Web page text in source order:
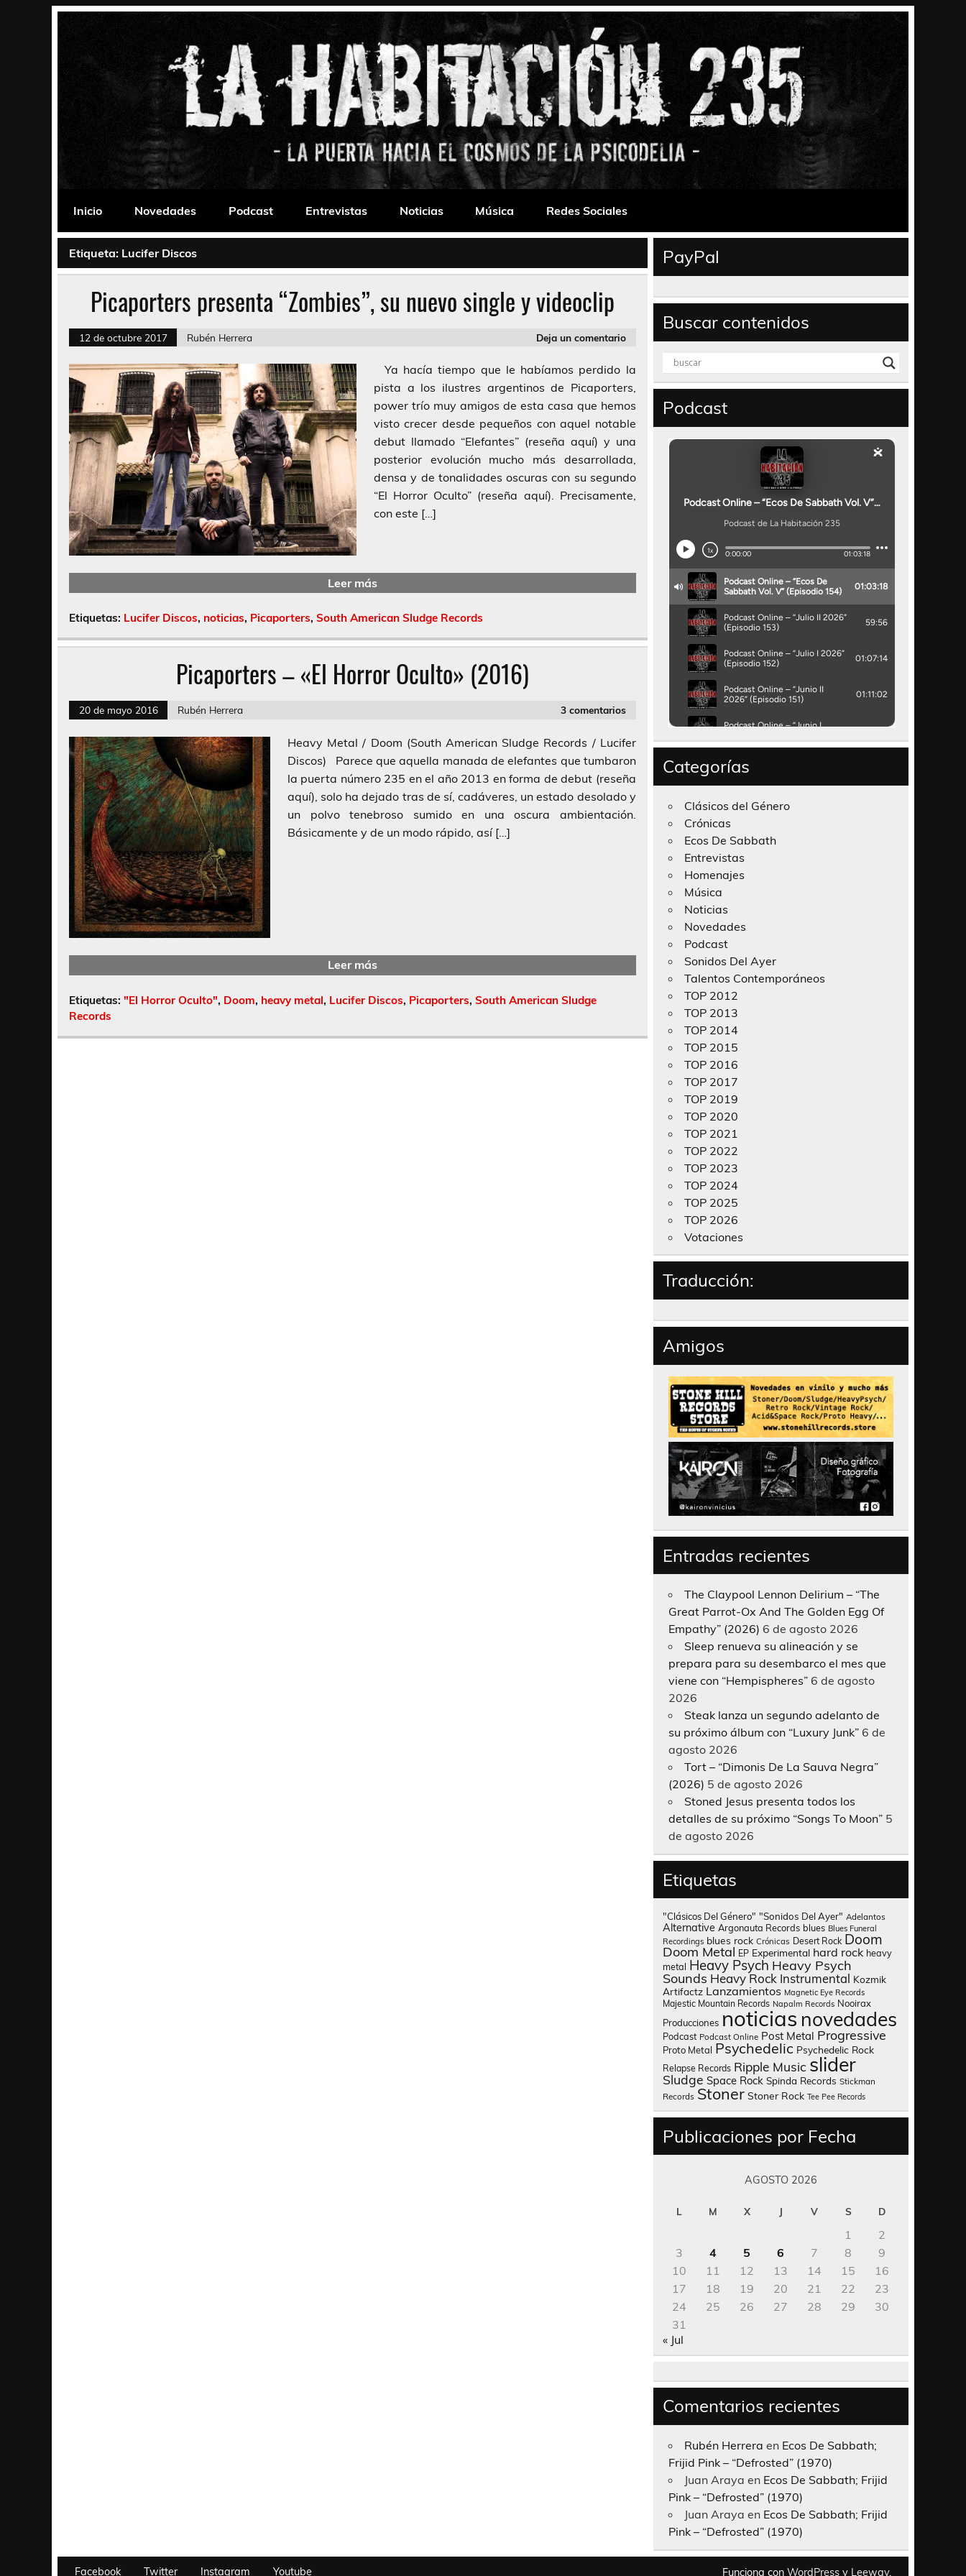
La Habitación 235
Inicio
Novedades Podcast Entrevistas Noticias Música Redes Sociales
Etiqueta: Lucifer Discos
Picaporters presenta “Zombies”, su nuevo single y videoclip
12 de octubre 2017 Rubén Herrera Deja un comentario
Ya hacía tiempo que le habíamos perdido la
pista a los ilustres argentinos de Picaporters,
power trío muy amigos de esta casa que hemos
visto crecer desde pequeños con aquel notable
debut llamado “Elefantes” (reseña aquí) y una
posterior evolución mucho más desarrollada,
densa y de tonalidades oscuras con su segundo
“El Horror Oculto” (reseña aquí). Precisamente,
con este […]
Leer más
Etiquetas: Lucifer Discos, noticias, Picaporters, South American Sludge Records
Picaporters – «El Horror Oculto» (2016)
20 de mayo 2016 Rubén Herrera 3 comentarios
Heavy Metal / Doom (South American Sludge Records / Lucifer
Discos) Parece que aquella manada de elefantes que tumbaron
la puerta número 235 en el año 2013 en forma de debut (reseña
aquí), solo ha dejado tras de sí, cadáveres, un estado desolado y
un polvo tenebroso sumido en una oscura ambientación.
Básicamente y de un modo rápido, así […]
Leer más
Etiquetas: "El Horror Oculto", Doom, heavy metal, Lucifer Discos, Picaporters, South American Sludge
Records
PayPal
Buscar contenidos
Podcast
Categorías
Clásicos del Género
Crónicas
Ecos De Sabbath
Entrevistas
Homenajes
Música
Noticias
Novedades
Podcast
Sonidos Del Ayer
Talentos Contemporáneos
TOP 2012
TOP 2013
TOP 2014
TOP 2015
TOP 2016
TOP 2017
TOP 2019
TOP 2020
TOP 2021
TOP 2022
TOP 2023
TOP 2024
TOP 2025
TOP 2026
Votaciones
Traducción:
Amigos
Entradas recientes
The Claypool Lennon Delirium – “The
Great Parrot-Ox And The Golden Egg Of
Empathy” (2026) 6 de agosto 2026
Sleep renueva su alineación y se
prepara para su desembarco el mes que
viene con “Hempispheres” 6 de agosto
2026
Steak lanza un segundo adelanto de
su próximo álbum con “Luxury Junk” 6 de
agosto 2026
Tort – “Dimonis De La Sauva Negra”
(2026) 5 de agosto 2026
Stoned Jesus presenta todos los
detalles de su próximo “Songs To Moon” 5
de agosto 2026
Etiquetas
"Clásicos Del Género" "Sonidos Del Ayer" Adelantos
Alternative Argonauta Records blues Blues Funeral
Recordings blues rock Crónicas Desert Rock Doom
Doom Metal EP Experimental hard rock heavy
metal Heavy Psych Heavy Psych
Sounds Heavy Rock Instrumental Kozmik
Artifactz Lanzamientos Magnetic Eye Records
Majestic Mountain Records Napalm Records Nooirax
Producciones noticias novedades
Podcast Podcast Online Post Metal Progressive
Proto Metal Psychedelic Psychedelic Rock
Relapse Records Ripple Music slider
Sludge Space Rock Spinda Records Stickman
Records Stoner Stoner Rock Tee Pee Records
Publicaciones por Fecha
AGOSTO 2026
L M X J V S D
1
2
3
4 5 6 7 8
9
10
11 12 13 14 15
16
17
18 19 20 21 22
23
24
25 26 27 28 29
30
31
« Jul
Comentarios recientes
Rubén Herrera en Ecos De Sabbath;
Frijid Pink – “Defrosted” (1970)
Juan Araya en Ecos De Sabbath; Frijid
Pink – “Defrosted” (1970)
Juan Araya en Ecos De Sabbath; Frijid
Pink – “Defrosted” (1970)
Facebook Twitter Instagram Youtube Funciona con WordPress y Leeway.